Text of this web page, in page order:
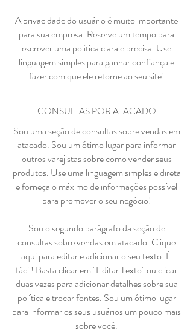
A privacidade do usuário é muito importante
para sua empresa. Reserve um tempo para
escrever uma política clara e precisa. Use
linguagem simples para ganhar confiança e
fazer com que ele retorne ao seu site!
CONSULTAS POR ATACADO
Sou uma seção de consultas sobre vendas em
atacado. Sou um ótimo lugar para informar
outros varejistas sobre como vender seus
produtos. Use uma linguagem simples e direta
e forneça o máximo de informações possível
para promover o seu negócio!
Sou o segundo parágrafo da seção de
consultas sobre vendas em atacado. Clique
aqui para editar e adicionar o seu texto. É
fácil! Basta clicar em "Editar Texto" ou clicar
duas vezes para adicionar detalhes sobre sua
política e trocar fontes. Sou um ótimo lugar
para informar os seus usuários um pouco mais
sobre você.